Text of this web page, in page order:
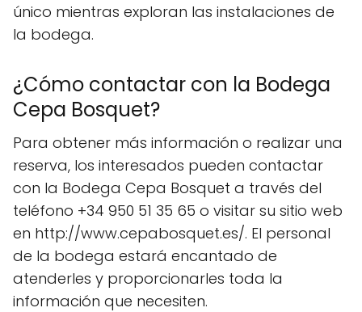
único mientras exploran las instalaciones de
la bodega.
¿Cómo contactar con la Bodega
Cepa Bosquet?
Para obtener más información o realizar una
reserva, los interesados pueden contactar
con la Bodega Cepa Bosquet a través del
teléfono +34 950 51 35 65 o visitar su sitio web
en http://www.cepabosquet.es/. El personal
de la bodega estará encantado de
atenderles y proporcionarles toda la
información que necesiten.